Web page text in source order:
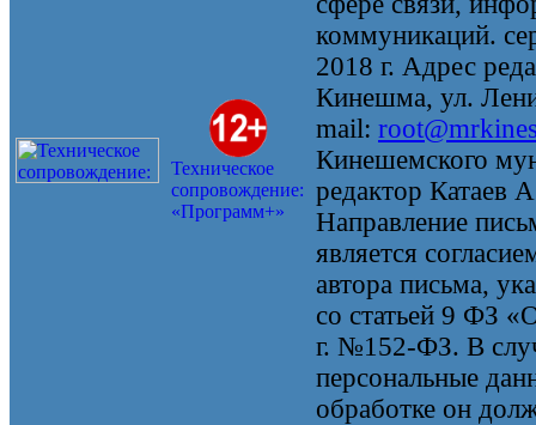
Техническое
сопровождение:
«Программ+»
коммуникаций.
2018 г. Адрес
Кинешма, ул.
mail:
Кинешемского
редактор Катаев
Направление
является
автора письма,
со статьей 9 ФЗ
г. №152-ФЗ. В
персональные
обработке он